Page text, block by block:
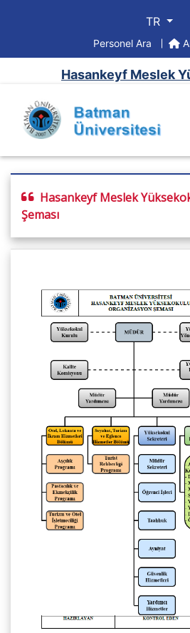
TR
Personel Ara
Hasankeyf Meslek
Hasankeyf Meslek
Şeması